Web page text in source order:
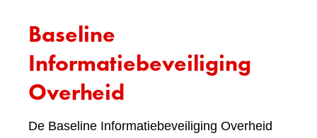
Baseline
Informatiebeveiliging
Overheid
De Baseline Informatiebeveiliging Overheid